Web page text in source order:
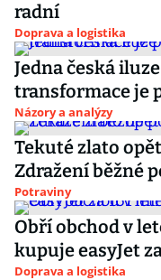
radní
Doprava a logistika
Jedna česká
transformace je
Názory a analýzy
Tekuté zlato
Zdražení běžné
Potraviny
Obří obchod v
kupuje easyJet
Doprava a logistika